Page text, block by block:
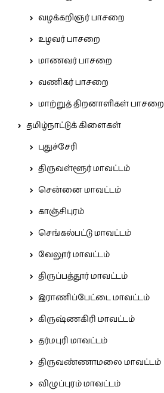
வழக்கறிஞர் பாசறை
உழவர் பாசறை
மாணவர் பாசறை
வணிகர் பாசறை
மாற்றுத் திறனாளிகள் பாசறை
தமிழ்நாட்டுக் கிளைகள்
புதுச்சேரி
திருவள்ளூர் மாவட்டம்
சென்னை மாவட்டம்
காஞ்சிபுரம்
செங்கல்பட்டு மாவட்டம்
வேலூர் மாவட்டம்
திருப்பத்தூர் மாவட்டம்
இராணிப்பேட்டை மாவட்டம்
கிருஷ்ணகிரி மாவட்டம்
தர்மபுரி மாவட்டம்
திருவண்ணாமலை மாவட்டம்
விழுப்புரம் மாவட்டம்